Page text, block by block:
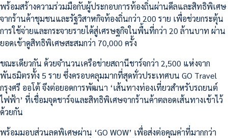
พร้อมสร้างความร่วมมือกับผู้ประกอบการท้องถิ่นผ่านดีลและสิทธิพิเศษ
จากร้านค้าชุมชนและรัฐวิสาหกิจท้องถิ่นกว่า 200 ราย เพื่อช่วยกระตุ้น
การใช้จ่ายและกระจายรายได้สู่เศรษฐกิจในพื้นที่กว่า 20 ล้านบาท ผ่าน
ยอดเข้าดูสิทธิพิเศษสะสมกว่า 70,000 ครั้ง
ขณะเดียวกัน ด้วยจำนวนเครือข่ายสถานีชาร์จกว่า 2,500 แห่งจาก
พันธมิตรทั้ง 5 ราย ซึ่งครอบคลุมมากที่สุดทั่วประเทศบน GO Travel
กรุงศรี ออโต้ จึงต่อยอดการพัฒนา ‘เส้นทางท่องเที่ยวสำหรับรถยนต์
ไฟฟ้า’ ที่เชื่อมจุดชาร์จและสิทธิพิเศษจากร้านค้าตลอดเส้นทางเข้าไว้
ด้วยกัน
พร้อมมอบส่วนลดพิเศษผ่าน ‘GO WOW’ เพื่อส่งต่อคุณค่าที่มากกว่า